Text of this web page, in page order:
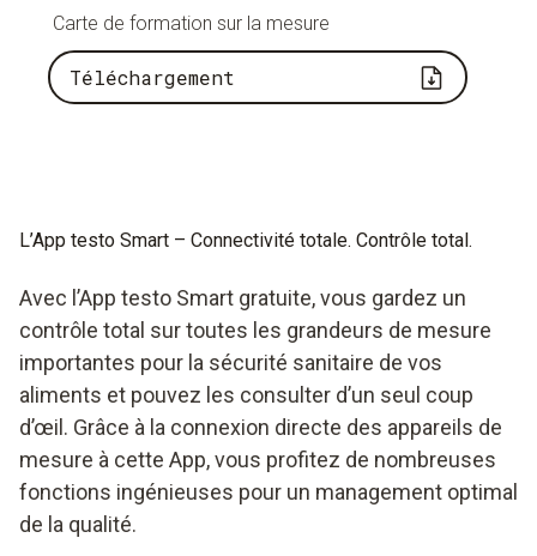
Carte de formation sur la mesure
Téléchargement
L’App testo Smart – Connectivité totale. Contrôle total.
Avec l’App testo Smart gratuite, vous gardez un
contrôle total sur toutes les grandeurs de mesure
importantes pour la sécurité sanitaire de vos
aliments et pouvez les consulter d’un seul coup
d’œil. Grâce à la connexion directe des appareils de
mesure à cette App, vous profitez de nombreuses
fonctions ingénieuses pour un management optimal
de la qualité.